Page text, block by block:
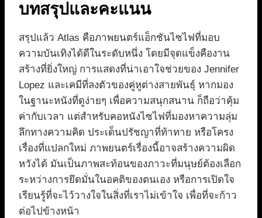
บทสรุปและคะแนน
สรุปแล้ว Atlas คือภาพยนตร์แอ็กชันไซไฟที่มอบ
ความบันเทิงได้ดีในระดับหนึ่ง โดยมีจุดแข็งคืองาน
สร้างที่ยิ่งใหญ่ การแสดงที่น่าเอาใจช่วยของ Jennifer
Lopez และเคมีที่ลงตัวของคู่หูต่างสายพันธุ์ หากมอง
ในฐานะหนังที่ดูง่ายๆ เพื่อความสนุกสนาน ก็ถือว่าคุ้ม
ค่ากับเวลา แต่สำหรับคอหนังไซไฟที่มองหาความลุ่ม
ลึกทางความคิด ประเด็นปรัชญาที่ท้าทาย หรือโครง
เรื่องที่แปลกใหม่ ภาพยนตร์เรื่องนี้อาจสร้างความผิด
หวังได้ มันเป็นภาพสะท้อนของภาวะที่มนุษย์ต้องเลือก
ระหว่างการยึดมั่นในอคติของตนเอง หรือการเปิดใจ
เรียนรู้ที่จะไว้วางใจในสิ่งที่เราไม่เข้าใจ เพื่อที่จะก้าว
ต่อไปข้างหน้า